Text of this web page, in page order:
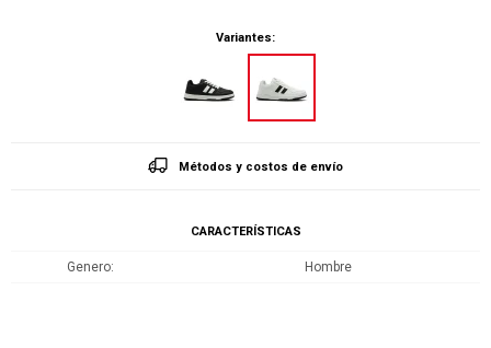
Variantes:
Métodos y costos de envío
CARACTERÍSTICAS
Genero Hombre